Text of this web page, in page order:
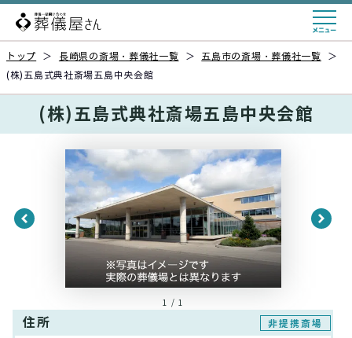
トップ ＞ 長崎県の斎場・葬儀社一覧 ＞ 五島市の斎場・葬儀社一覧
＞
(株)五島式典社斎場五島中央会館
(株)五島式典社斎場五島中央会館
1 / 1
住所 非提携斎場